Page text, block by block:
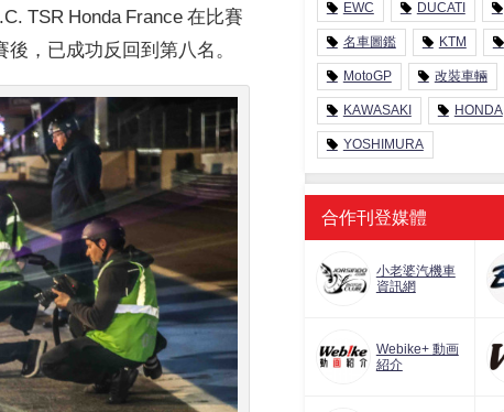
C. TSR Honda France 在比賽
，已成功反回到第八名。
EWC DUCATI
名車圖鑑 KTM
MotoGP 改裝車輛
KAWASAKI HONDA
YOSHIMURA
合作刊登媒體
小老婆汽機車
資訊網
Webike+ 動画
紹介